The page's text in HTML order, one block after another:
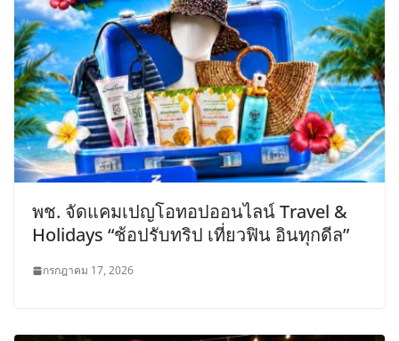
พช. จัดแคมเปญโอทอปออนไลน์ Travel &
Holidays “ช้อปรับทริป เที่ยวฟิน อินทุกดีล”
กรกฎาคม 17, 2026